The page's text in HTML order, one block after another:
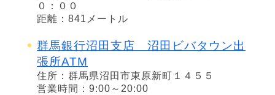
０：００
距離：841メートル
群馬銀行沼田支店 沼田ビバタウン出
張所ATM
住所：群馬県沼田市東原新町１４５５
営業時間：9:00～20:00